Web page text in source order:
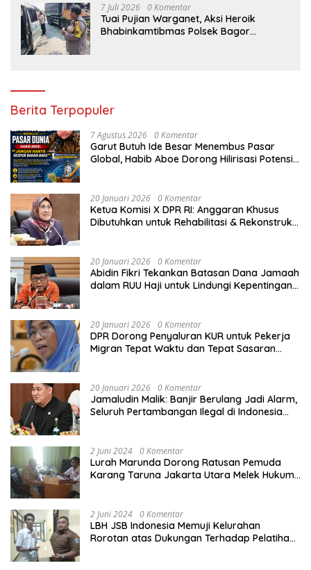
7 Juli 2026 0 Komentar
Tuai Pujian Warganet, Aksi Heroik
Bhabinkamtibmas Polsek Bagor
Berita Terpopuler
7 Agustus 2026 0 Komentar
Garut Butuh Ide Besar Menembus Pasar
Global, Habib Aboe Dorong Hilirisasi Potensi
20 Januari 2026 0 Komentar
Ketua Komisi X DPR RI: Anggaran Khusus
Dibutuhkan untuk Rehabilitasi & Rekonstruksi
20 Januari 2026 0 Komentar
Abidin Fikri Tekankan Batasan Dana Jamaah
dalam RUU Haji untuk Lindungi Kepentingan
20 Januari 2026 0 Komentar
DPR Dorong Penyaluran KUR untuk Pekerja
Migran Tepat Waktu dan Tepat Sasaran
20 Januari 2026 0 Komentar
Jamaludin Malik: Banjir Berulang Jadi Alarm,
Seluruh Pertambangan Ilegal di Indonesia
2 Juni 2024 0 Komentar
Lurah Marunda Dorong Ratusan Pemuda
Karang Taruna Jakarta Utara Melek Hukum
2 Juni 2024 0 Komentar
LBH JSB Indonesia Memuji Kelurahan
Rorotan atas Dukungan Terhadap Pelatihan